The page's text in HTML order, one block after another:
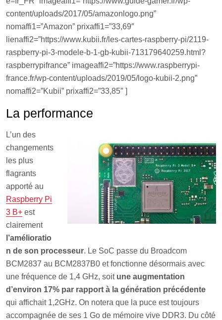
content/uploads/2017/05/amazonlogo.png”
nomaffi1=”Amazon” prixaffi1=”33,69″
lienaffi2=”https://www.kubii.fr/les-cartes-raspberry-pi/2119-
raspberry-pi-3-modele-b-1-gb-kubii-713179640259.html?
raspberrypifrance” imageaffi2=”https://www.raspberrypi-
france.fr/wp-content/uploads/2019/05/logo-kubii-2.png”
nomaffi2=”Kubii” prixaffi2=”33,85″ ]
La performance
L’un des
changements
les plus
flagrants
apporté au
Raspberry Pi
3 B+ est
clairement
l’amélioratio
n de son processeur. Le SoC passe du Broadcom
BCM2837 au BCM2837B0 et fonctionne désormais avec
une fréquence de 1,4 GHz, soit une augmentation
d’environ 17% par rapport à la génération précédente
qui affichait 1,2GHz. On notera que la puce est toujours
accompagnée de ses 1 Go de mémoire vive DDR3. Du côté